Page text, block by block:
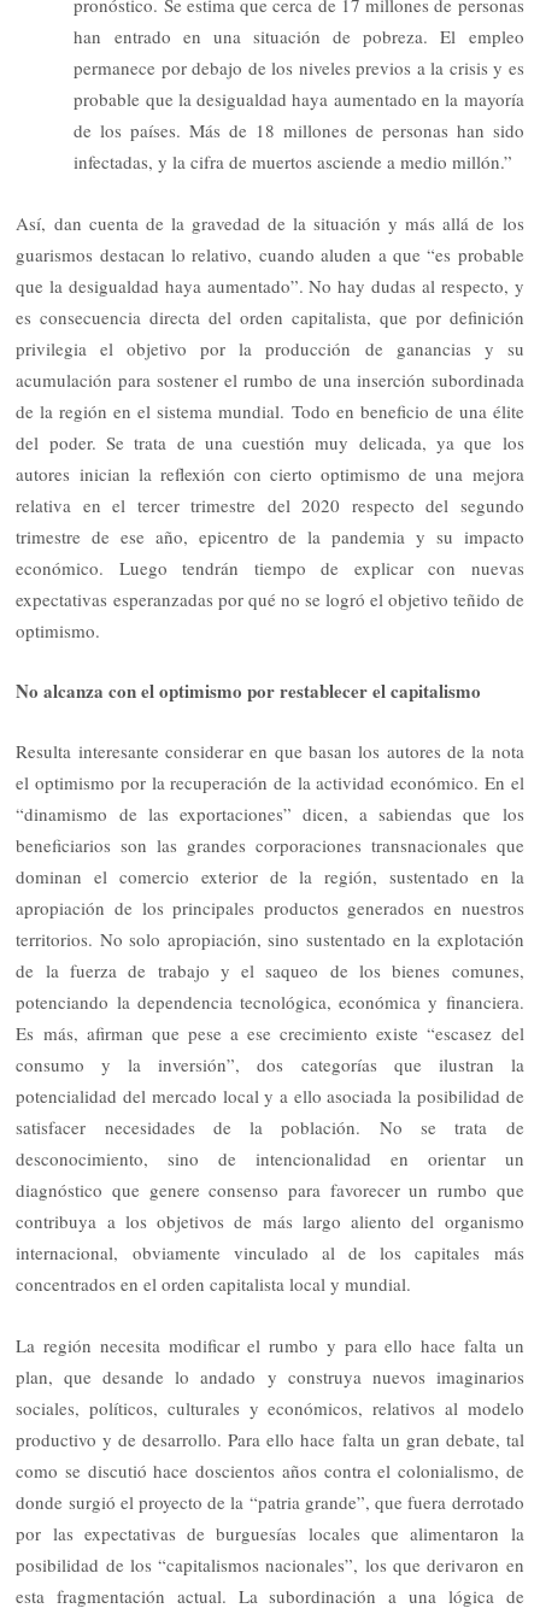
pronóstico. Se estima que cerca de 17 millones de personas
han entrado en una situación de pobreza. El empleo
permanece por debajo de los niveles previos a la crisis y es
probable que la desigualdad haya aumentado en la mayoría
de los países. Más de 18 millones de personas han sido
infectadas, y la cifra de muertos asciende a medio millón.”
Así, dan cuenta de la gravedad de la situación y más allá de los
guarismos destacan lo relativo, cuando aluden a que “es probable
que la desigualdad haya aumentado”. No hay dudas al respecto, y
es consecuencia directa del orden capitalista, que por definición
privilegia el objetivo por la producción de ganancias y su
acumulación para sostener el rumbo de una inserción subordinada
de la región en el sistema mundial. Todo en beneficio de una élite
del poder. Se trata de una cuestión muy delicada, ya que los
autores inician la reflexión con cierto optimismo de una mejora
relativa en el tercer trimestre del 2020 respecto del segundo
trimestre de ese año, epicentro de la pandemia y su impacto
económico. Luego tendrán tiempo de explicar con nuevas
expectativas esperanzadas por qué no se logró el objetivo teñido de
optimismo.
No alcanza con el optimismo por restablecer el capitalismo
Resulta interesante considerar en que basan los autores de la nota
el optimismo por la recuperación de la actividad económico. En el
“dinamismo de las exportaciones” dicen, a sabiendas que los
beneficiarios son las grandes corporaciones transnacionales que
dominan el comercio exterior de la región, sustentado en la
apropiación de los principales productos generados en nuestros
territorios. No solo apropiación, sino sustentado en la explotación
de la fuerza de trabajo y el saqueo de los bienes comunes,
potenciando la dependencia tecnológica, económica y financiera.
Es más, afirman que pese a ese crecimiento existe “escasez del
consumo y la inversión”, dos categorías que ilustran la
potencialidad del mercado local y a ello asociada la posibilidad de
satisfacer necesidades de la población. No se trata de
desconocimiento, sino de intencionalidad en orientar un
diagnóstico que genere consenso para favorecer un rumbo que
contribuya a los objetivos de más largo aliento del organismo
internacional, obviamente vinculado al de los capitales más
concentrados en el orden capitalista local y mundial.
La región necesita modificar el rumbo y para ello hace falta un
plan, que desande lo andado y construya nuevos imaginarios
sociales, políticos, culturales y económicos, relativos al modelo
productivo y de desarrollo. Para ello hace falta un gran debate, tal
como se discutió hace doscientos años contra el colonialismo, de
donde surgió el proyecto de la “patria grande”, que fuera derrotado
por las expectativas de burguesías locales que alimentaron la
posibilidad de los “capitalismos nacionales”, los que derivaron en
esta fragmentación actual. La subordinación a una lógica de